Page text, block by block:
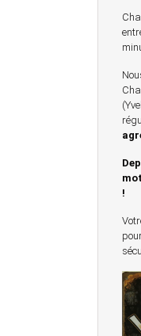
!